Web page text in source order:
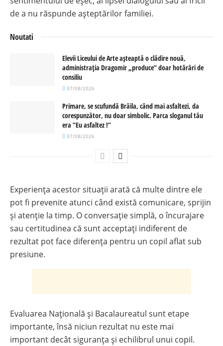
de a nu răspunde așteptărilor familiei.
Noutati
Elevii Liceului de Arte așteaptă o clădire nouă,
administrația Dragomir „produce” doar hotărâri de
consiliu
07/08/2026
Primare, se scufundă Brăila, când mai asfaltezi, da
corespunzător, nu doar simbolic. Parca sloganul tău
era ”Eu asfaltez !”
07/08/2026
Experiența acestor situații arată că multe dintre ele
pot fi prevenite atunci când există comunicare, sprijin
și atenție la timp. O conversație simplă, o încurajare
sau certitudinea că sunt acceptați indiferent de
rezultat pot face diferența pentru un copil aflat sub
presiune.
Evaluarea Națională și Bacalaureatul sunt etape
importante, însă niciun rezultat nu este mai
important decât siguranța și echilibrul unui copil.